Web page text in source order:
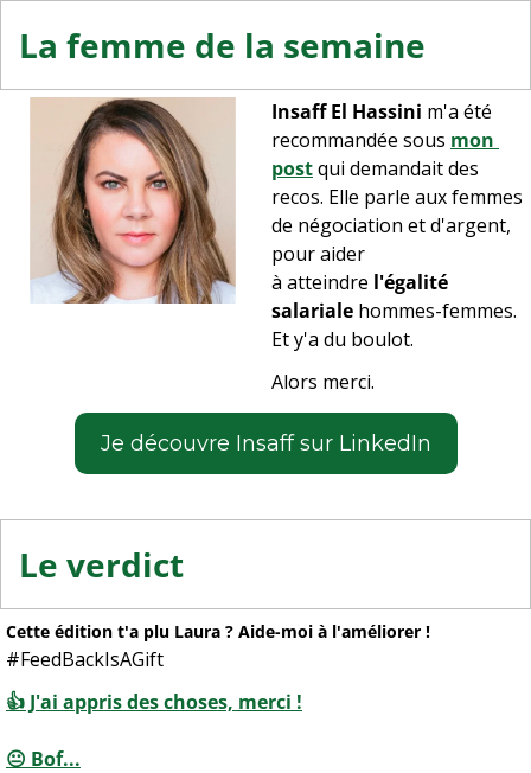
La femme de la semaine
Insaff El Hassini m'a été
recommandée sous mon
post qui demandait des
recos. Elle parle aux femmes
de négociation et d'argent,
pour aider
à atteindre l'égalité
salariale hommes-femmes.
Et y'a du boulot.
Alors merci.
Je découvre Insaff sur LinkedIn
Le verdict
Cette édition t'a plu Laura ? Aide-moi à l'améliorer !
#FeedBackIsAGift
👍 J'ai appris des choses, merci !
😐 Bof...